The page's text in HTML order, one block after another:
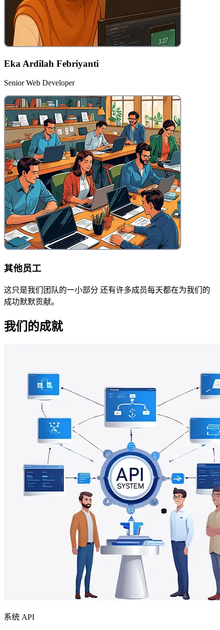
Eka Ardilah Febriyanti
Senior Web Developer
其他员工
这只是我们团队的一小部分 还有许多成员每天都在为我们的
成功默默贡献。
我们的成就
系统 API